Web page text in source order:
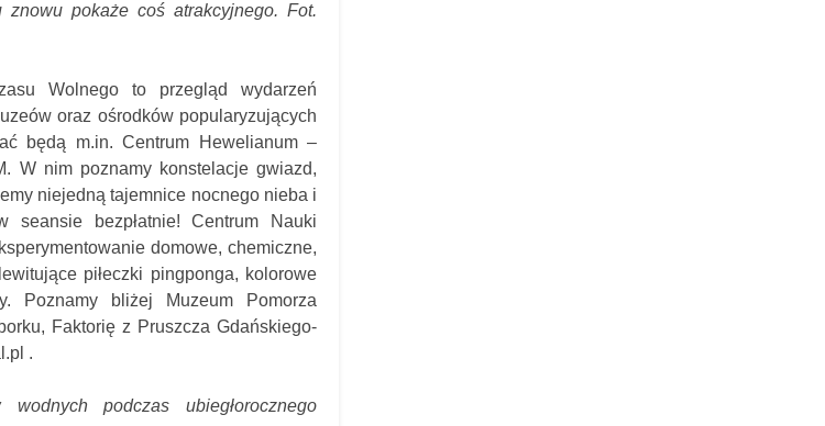
pokaże coś atrakcyjnego. Fot.
Wolnego to przegląd wydarzeń
oraz ośrodków popularyzujących
będą m.in. Centrum Hewelianum –
W nim poznamy konstelacje gwiazd,
niejedną tajemnice nocnego nieba i
bezpłatnie! Centrum Nauki
domowe, chemiczne,
piłeczki pingponga, kolorowe
Poznamy bliżej Muzeum Pomorza
Faktorię z Pruszcza Gdańskiego-
.
podczas ubiegłorocznego